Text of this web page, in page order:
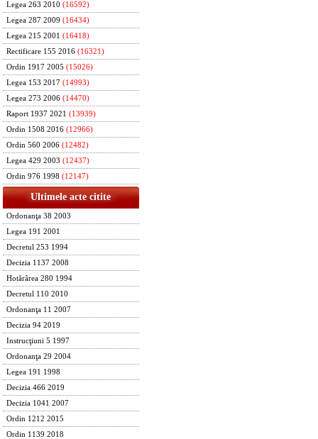
Legea 263 2010 (16592)
Legea 287 2009 (16434)
Legea 215 2001 (16418)
Rectificare 155 2016 (16321)
Ordin 1917 2005 (15026)
Legea 153 2017 (14993)
Legea 273 2006 (14470)
Raport 1937 2021 (13939)
Ordin 1508 2016 (12966)
Ordin 560 2006 (12482)
Legea 429 2003 (12437)
Ordin 976 1998 (12147)
Ultimele acte citite
Ordonanţa 38 2003
Legea 191 2001
Decretul 253 1994
Decizia 1137 2008
Hotărârea 280 1994
Decretul 110 2010
Ordonanţa 11 2007
Decizia 94 2019
Instrucţiuni 5 1997
Ordonanţa 29 2004
Legea 191 1998
Decizia 466 2019
Decizia 1041 2007
Ordin 1212 2015
Ordin 1139 2018